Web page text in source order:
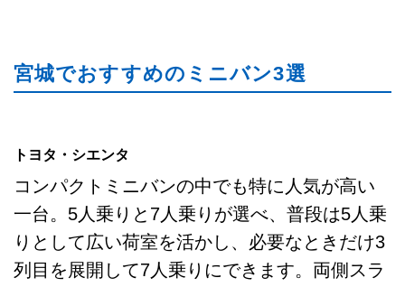
宮城でおすすめのミニバン3選
トヨタ・シエンタ
コンパクトミニバンの中でも特に人気が高い
一台。5人乗りと7人乗りが選べ、普段は5人乗
りとして広い荷室を活かし、必要なときだけ3
列目を展開して7人乗りにできます。両側スラ